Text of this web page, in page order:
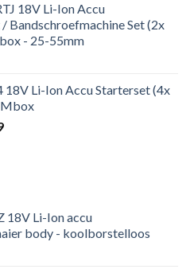
18V Li-Ion Accu
Bandschroefmachine Set (2x
- 25-55mm
Li-Ion Accu Starterset (4x
Mbox
Huidige
18V Li-Ion accu
body - koolborstelloos